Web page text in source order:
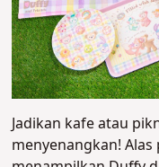
Jadikan kafe atau
menyenangkan!